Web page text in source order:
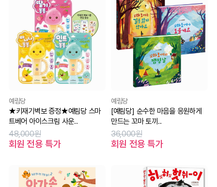
예림당
★키재기벽보 증정★예림당 스마
트베어 아이스크림 사운..
48,000원
회원 전용 특가
예림당
[예림당] 순수한 마음을 응원하게
만드는 꼬마 토끼..
36,000원
회원 전용 특가